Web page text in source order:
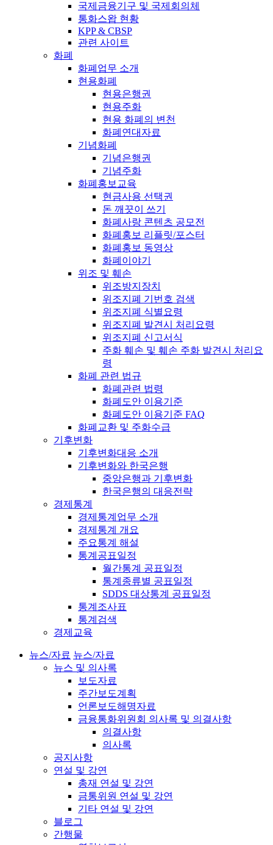
국제금융기구 및 국제회의체
통화스왑 현황
KPP & CBSP
관련 사이트
화폐
화폐업무 소개
현용화폐
현용은행권
현용주화
현용 화폐의 변천
화폐연대자료
기념화폐
기념은행권
기념주화
화폐홍보교육
현금사용 선택권
돈 깨끗이 쓰기
화폐사랑 콘텐츠 공모전
화폐홍보 리플릿/포스터
화폐홍보 동영상
화폐이야기
위조 및 훼손
위조방지장치
위조지폐 기번호 검색
위조지폐 식별요령
위조지폐 발견시 처리요령
위조지폐 신고서식
주화 훼손 및 훼손 주화 발견시 처리요
령
화폐 관련 법규
화폐관련 법령
화폐도안 이용기준
화폐도안 이용기준 FAQ
화폐교환 및 주화수급
기후변화
기후변화대응 소개
기후변화와 한국은행
중앙은행과 기후변화
한국은행의 대응전략
경제통계
경제통계업무 소개
경제통계 개요
주요통계 해설
통계공표일정
월간통계 공표일정
통계종류별 공표일정
SDDS 대상통계 공표일정
통계조사표
통계검색
경제교육
뉴스/자료 뉴스/자료
뉴스 및 의사록
보도자료
주간보도계획
언론보도해명자료
금융통화위원회 의사록 및 의결사항
의결사항
의사록
공지사항
연설 및 강연
총재 연설 및 강연
금통위원 연설 및 강연
기타 연설 및 강연
블로그
간행물